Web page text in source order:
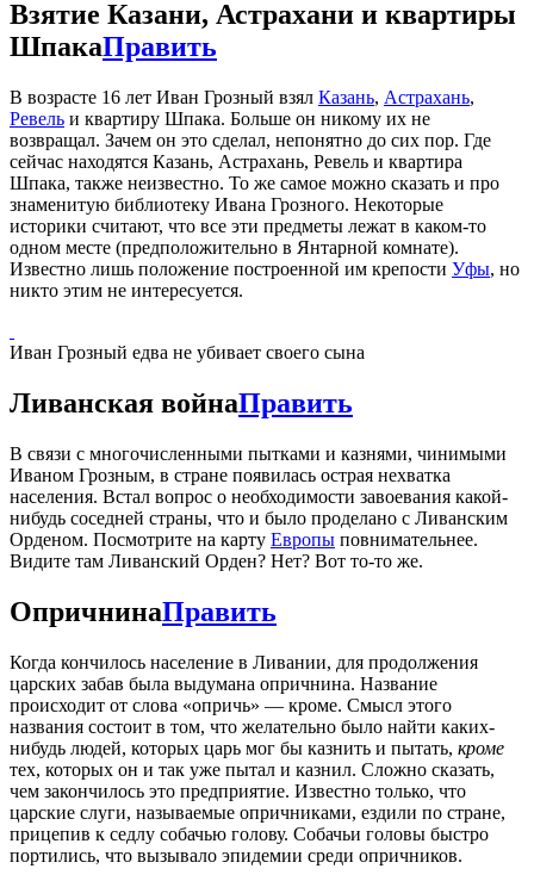
Взятие Казани, Астрахани и квартиры
ШпакаПравить
В возрасте 16 лет Иван Грозный взял Казань, Астрахань,
Ревель и квартиру Шпака. Больше он никому их не
возвращал. Зачем он это сделал, непонятно до сих пор. Где
сейчас находятся Казань, Астрахань, Ревель и квартира
Шпака, также неизвестно. То же самое можно сказать и про
знаменитую библиотеку Ивана Грозного. Некоторые
историки считают, что все эти предметы лежат в каком-то
одном месте (предположительно в Янтарной комнате).
Известно лишь положение построенной им крепости Уфы, но
никто этим не интересуется.
Иван Грозный едва не убивает своего сына
Ливанская войнаПравить
В связи с многочисленными пытками и казнями, чинимыми
Иваном Грозным, в стране появилась острая нехватка
населения. Встал вопрос о необходимости завоевания какой-
нибудь соседней страны, что и было проделано с Ливанским
Орденом. Посмотрите на карту Европы повнимательнее.
Видите там Ливанский Орден? Нет? Вот то-то же.
ОпричнинаПравить
Когда кончилось население в Ливании, для продолжения
царских забав была выдумана опричнина. Название
происходит от слова «опричь» — кроме. Смысл этого
названия состоит в том, что желательно было найти каких-
нибудь людей, которых царь мог бы казнить и пытать, кроме
тех, которых он и так уже пытал и казнил. Сложно сказать,
чем закончилось это предприятие. Известно только, что
царские слуги, называемые опричниками, ездили по стране,
прицепив к седлу собачью голову. Собачьи головы быстро
портились, что вызывало эпидемии среди опричников.